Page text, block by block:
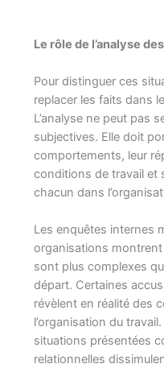
Le rôle de l’analyse
Pour distinguer ces
replacer les faits dans
L’analyse ne peut pas
subjectives. Elle doit
comportements, leur
conditions de travail et
chacun dans
Les enquêtes internes
organisations
sont plus complexes
départ. Certaines
révèlent en réalité des
l’organisation du
situations présentées
relationnelles